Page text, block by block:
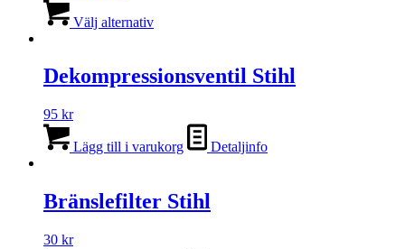
till
Välj alternativhär
flera
varianter.
alternativen
kan
produktsidan
Dekompressionsventil Stihl
95 kr
Lägg till i varukorg Detaljinfo
Bränslefilter Stihl
30 kr